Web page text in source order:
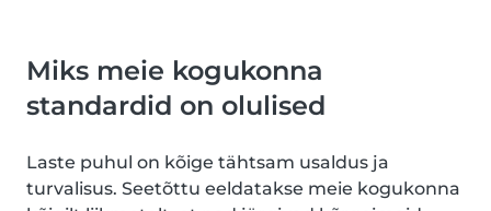
Miks meie kogukonna
standardid on olulised
Laste puhul on kõige tähtsam usaldus ja
turvalisus. Seetõttu eeldatakse meie kogukonna